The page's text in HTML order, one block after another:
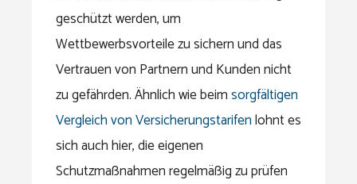
geschützt werden, um
Wettbewerbsvorteile zu sichern und das
Vertrauen von Partnern und Kunden nicht
zu gefährden. Ähnlich wie beimsorgfältigen
Vergleich von Versicherungstarifenlohnt es
sich auch hier, die eigenen
Schutzmaßnahmen regelmäßig zu prüfen